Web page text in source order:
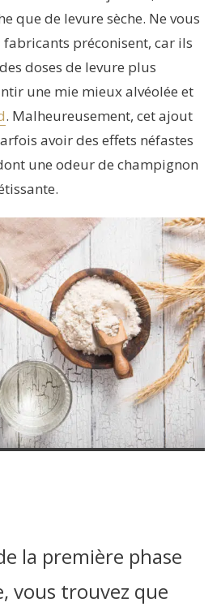
que de levure sèche. Ne vous
fabricants préconisent, car ils
doses de levure plus
une mie mieux alvéolée et
. Malheureusement, cet ajout
avoir des effets néfastes
une odeur de champignon
la première phase
vous trouvez que